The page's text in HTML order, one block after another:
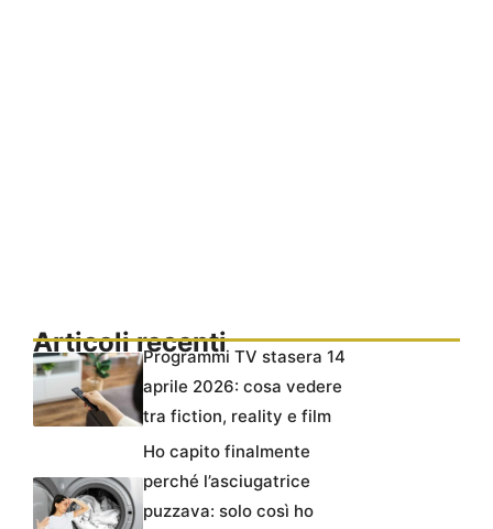
Articoli recentiProgrammi TV stasera 14
aprile 2026: cosa vedere
tra fiction, reality e film
Ho capito finalmente
perché l’asciugatrice
puzzava: solo così ho